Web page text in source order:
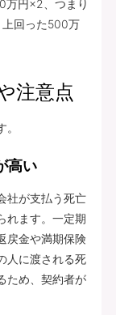
万円×2、つまり
上回った500万
注意点
高い
社が支払う死亡
れます。一定期
戻金や満期保険
人に渡される死
ため、契約者が